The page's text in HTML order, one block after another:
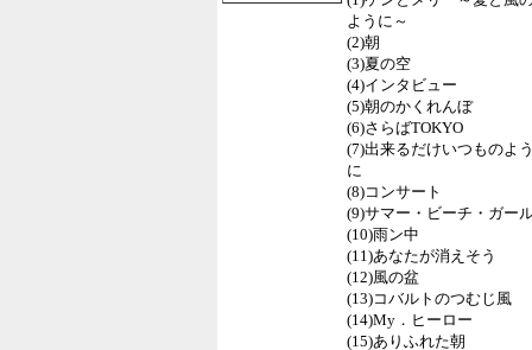
ように～
(2)朝
(3)夏の空
(4)インタビュー
(5)朝のかくれんぼ
(6)さらばTOKYO
(7)出来るだけいつものよ
に
(8)コンサート
(9)サマー・ビーチ・ガー
(10)雨ン中
(11)あなたが消えそう
(12)風の盆
(13)コバルトのつむじ風
(14)My．ヒーロー
(15)ありふれた朝